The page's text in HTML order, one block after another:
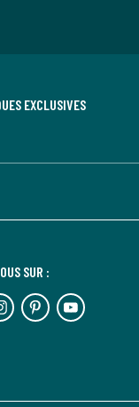
EXCLUSIVES
SUR :